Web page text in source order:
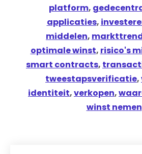
platform,
applicaties,
middelen,
optimale winst, risico's
smart contracts,
tweestapsverificatie,
identiteit,verkopen,
winst nemen